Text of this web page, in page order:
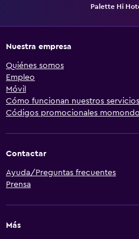
Palette Hi
Nuestra empresa
Quiénes somos
Empleo
Móvil
Cómo funcionan nuestros servicios
Códigos promocionales momondo
Contactar
Ayuda/Preguntas frecuentes
Prensa
Más